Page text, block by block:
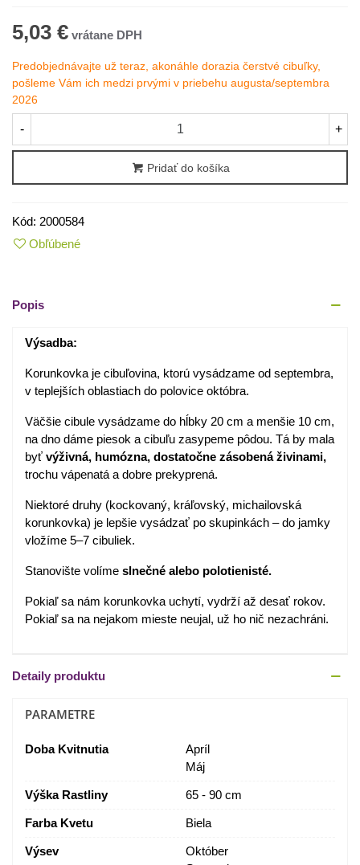
5,03 €
Predobjednávajte už teraz, akonáhle dorazia čerstvé cibuľky,
pošleme Vám ich medzi prvými v priebehu augusta/septembra
2026
- +
Pridať do košíka
Kód: 2000584
Obľúbené
Popis
Výsadba:
Korunkovka je cibuľovina, ktorú vysádzame od septembra,
v teplejších oblastiach do polovice októbra.
Väčšie cibule vysádzame do hĺbky 20 cm a menšie 10 cm,
na dno dáme piesok a cibuľu zasypeme pôdou. Tá by mala
byť výživná, humózna, dostatočne zásobená živinami,
trochu vápenatá a dobre prekyprená.
Niektoré druhy (kockovaný, kráľovský, michailovská
korunkovka) je lepšie vysádzať po skupinkách – do jamky
vložíme 5–7 cibuliek.
Stanovište volíme slnečné alebo polotienisté.
Pokiaľ sa nám korunkovka uchytí, vydrží až desať rokov.
Pokiaľ sa na nejakom mieste neujal, už ho nič nezachráni.
Detaily produktu
PARAMETRE
Doba Kvitnutia
Apríl
Máj
Výška Rastliny 65 - 90 cm
Farba Kvetu Biela
Výsev
Október